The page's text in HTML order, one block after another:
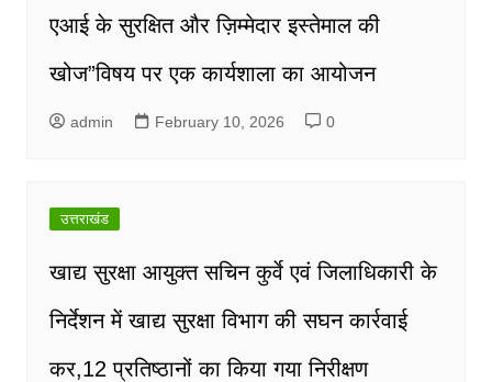
एआई के सुरक्षित और ज़िम्मेदार इस्तेमाल की
खोज”विषय पर एक कार्यशाला का आयोजन
admin February 10, 2026 0
उत्तराखंड
खाद्य सुरक्षा आयुक्त सचिन कुर्वे एवं जिलाधिकारी के
निर्देशन में खाद्य सुरक्षा विभाग की सघन कार्रवाई
कर,12 प्रतिष्ठानों का किया गया निरीक्षण